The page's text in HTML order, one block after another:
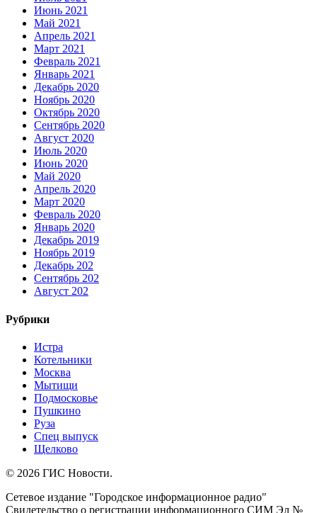
Июнь 2021
Май 2021
Апрель 2021
Март 2021
Февраль 2021
Январь 2021
Декабрь 2020
Ноябрь 2020
Октябрь 2020
Сентябрь 2020
Август 2020
Июль 2020
Июнь 2020
Май 2020
Апрель 2020
Март 2020
Февраль 2020
Январь 2020
Декабрь 2019
Ноябрь 2019
Декабрь 202
Сентябрь 202
Август 202
Рубрики
Истра
Котельники
Москва
Мытищи
Подмосковье
Пушкино
Руза
Спец выпуск
Щелково
© 2026 ГИС Новости.
Сетевое издание "Городское информационное радио"
Свидетельство о регистрации информационного СИМ Эл №